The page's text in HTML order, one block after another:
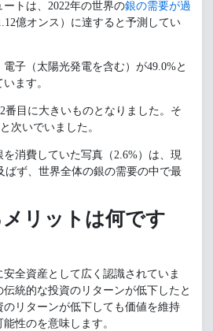
トは、2022年の世界の銀の需要が過
億オンス）に達すると予測してい
子（太陽光発電を含む）が49.0%と
ます。
番目に大きいものとなりました。そ
次いでいました。
消費していた写真（2.6%）は、現
ばず、世界全体の銀の需要の中で最
リットは何です
全資産として広く認識されていま
統的な投資のリターンが低下したと
のリターンが低下しても価値を維持
性のを意味します。